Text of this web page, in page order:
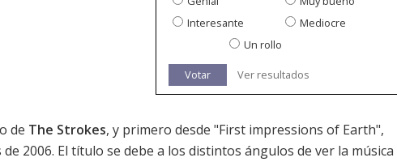
Interesante
Mediocre
Un rollo
Votar Ver resultados
de The Strokes, y primero desde "First impressions of Earth",
2006. El título se debe a los distintos ángulos de ver la música